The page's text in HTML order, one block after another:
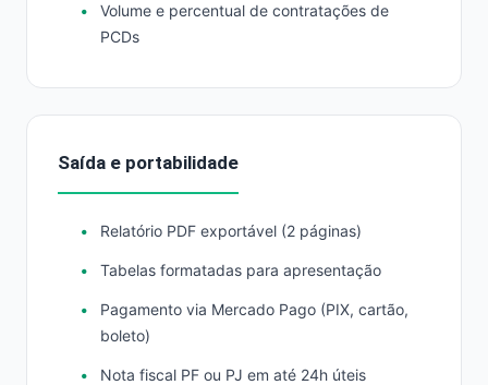
Volume e percentual de contratações de
PCDs
Saída e portabilidade
Relatório PDF exportável (2 páginas)
Tabelas formatadas para apresentação
Pagamento via Mercado Pago (PIX, cartão,
boleto)
Nota fiscal PF ou PJ em até 24h úteis